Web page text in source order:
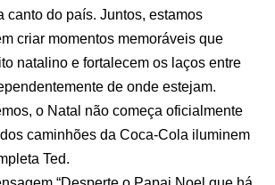
canto do país. Juntos, estamos
criar momentos memoráveis que
natalino e fortalecem os laços entre
de onde estejam.
o Natal não começa oficialmente
caminhões da Coca-Cola iluminem
Ted.